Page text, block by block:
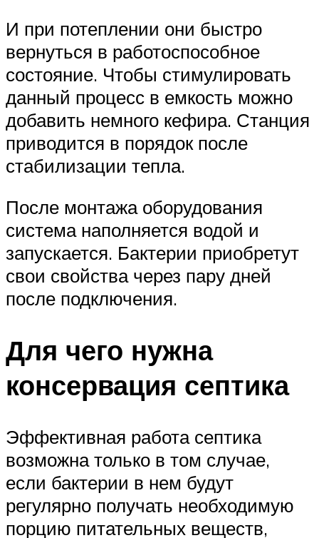
И при потеплении они быстро
вернуться в работоспособное
состояние. Чтобы стимулировать
данный процесс в емкость можно
добавить немного кефира. Станция
приводится в порядок после
стабилизации тепла.
После монтажа оборудования
система наполняется водой и
запускается. Бактерии приобретут
свои свойства через пару дней
после подключения.
Для чего нужна
консервация септика
Эффективная работа септика
возможна только в том случае,
если бактерии в нем будут
регулярно получать необходимую
порцию питательных веществ,